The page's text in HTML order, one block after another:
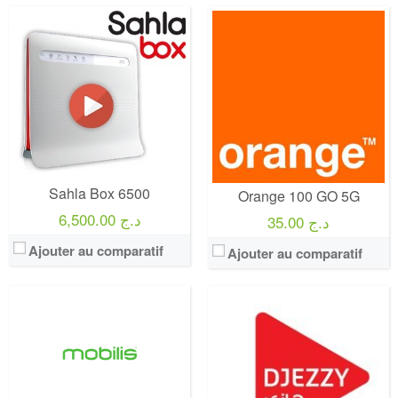
Sahla Box 6500
6,500.00 د.ج
Ajouter au comparatif
Orange 100 GO 5G
35.00 د.ج
Ajouter au comparatif
Operateur:Mobilis
Forfait:
Mobilis Sama Net 1000
Prix:
1000 Da
Crédit:
Offre:Prepayés
Internet:30 Go
View Details →
Internet:80 Go
View Details →
Djezzy Hayla Maxi 1500
1 500 Da
Operateur:Ooredoo
Ooredoo You 500
300 DA
0 DA